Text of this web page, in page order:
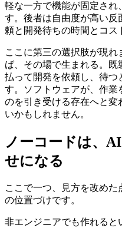
軽な一方で機能が固定され
す。後者は自由度が高い反
頼と開発待ちの時間とコス
ここに第三の選択肢が現
ば、その場で生まれる。既
払って開発を依頼し、待つ
す。ソフトウェアが、作業
のを引き受ける存在へと変
いかもしれません。
ノーコードは、
せになる
ここで一つ、見方を改め
の位置づけです。
非エンジニアでも作れると